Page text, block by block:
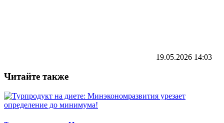
19.05.2026 14:03
Читайте также